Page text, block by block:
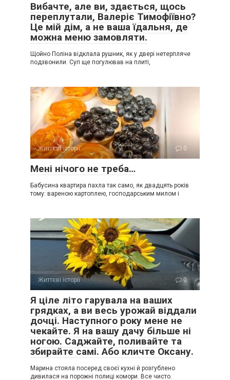
Вибачте, але ви, здається, щось
переплутали, Валеріє Тимофіївно?
Це мій дім, а не ваша їдальня, де
можна меню замовляти.
Щойно Поліна відклала рушник, як у двері нетерпляче
подзвонили. Суп ще погулював на плиті,
Життєві історії 0
Мені нічого не треба…
Бабусина квартира пахла так само, як двадцять років
тому: вареною картоплею, господарським милом і
Життєві історії 0
Я ціле літо гарувала на ваших
грядках, а ви весь урожай віддали
дочці. Наступного року мене не
чекайте. Я на вашу дачу більше ні
ногою. Саджайте, поливайте та
збирайте самі. Або кличте Оксану.
Марина стояла посеред своєї кухні й розгублено
дивилася на порожні полиці комори. Все чисто.